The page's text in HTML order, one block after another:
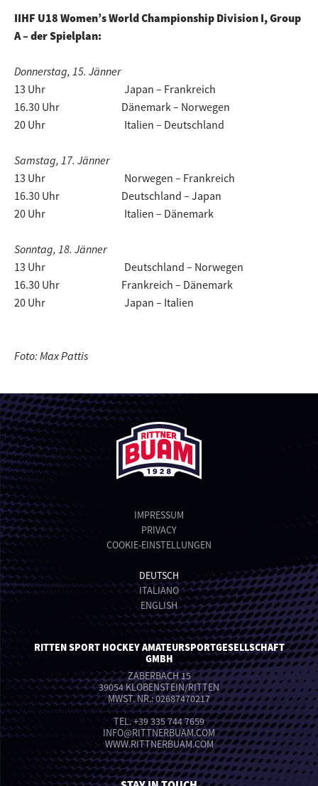
IIHF U18 Women’s World Championship Division I, Group
A – der Spielplan:
Donnerstag, 15. Jänner
13 Uhr Japan – Frankreich
16.30 Uhr Dänemark – Norwegen
20 Uhr Italien – Deutschland
Samstag, 17. Jänner
13 Uhr Norwegen – Frankreich
16.30 Uhr Deutschland – Japan
20 Uhr Italien – Dänemark
Sonntag, 18. Jänner
13 Uhr Deutschland – Norwegen
16.30 Uhr Frankreich – Dänemark
20 Uhr Japan – Italien
Foto: Max Pattis
IMPRESSUM
PRIVACY
COOKIE-EINSTELLUNGEN
DEUTSCH
ITALIANO
ENGLISH
RITTEN SPORT HOCKEY AMATEURSPORTGESELLSCHAFT
GMBH
ZABERBACH 15
39054 KLOBENSTEIN/RITTEN
MWST. NR.: 02687470217
TEL.+39 335 744 7659
INFO@RITTNERBUAM.COM
WWW.RITTNERBUAM.COM